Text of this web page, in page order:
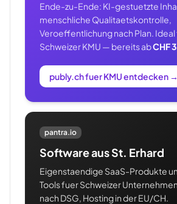
Ende-zu-Ende: KI-gestuetzte
menschliche Qualitaetskontrolle,
Veroeffentlichung nach Plan.
Schweizer KMU — bereits abCHF
publy.ch fuer KMU entdecken →
pantra.io
Software aus St. Erhard
Eigenstaendige SaaS-Produkte
Tools fuer Schweizer
nach DSG, Hosting in der EU/CH.